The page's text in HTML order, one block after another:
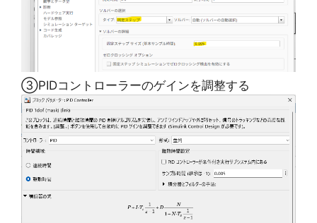
③PIDコントローラーのゲインを調整する